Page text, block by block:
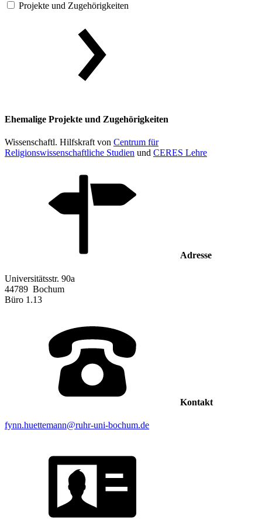
Projekte und Zugehörigkeiten
Ehemalige Projekte und Zugehörigkeiten
Wissenschaftl. Hilfskraft von Centrum für
Religionswissenschaftliche Studien und CERES Lehre
Adresse
Universitätsstr. 90a
44789 Bochum
Büro 1.13
Kontakt
fynn.huettemann@ruhr-uni-bochum.de